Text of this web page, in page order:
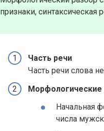
признаки, синтаксическая
Часть речи
Часть речи слова
Морфологические
Начальная
числа